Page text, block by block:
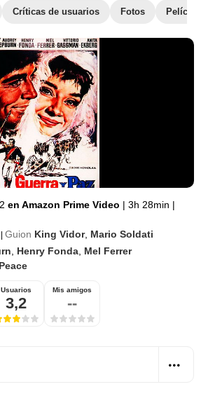
Críticas de usuarios Fotos
en Amazon Prime Video | 3h 28min |
Guion King Vidor, Mario Soldati
Henry Fonda Mel Ferrer
Usuarios
3,2
Mis amigos
--